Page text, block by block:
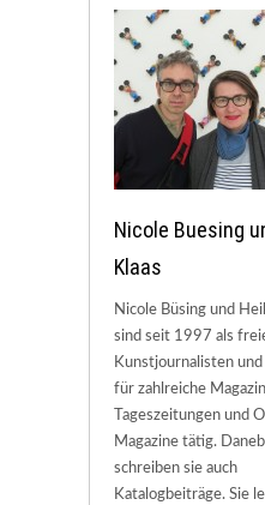
Nicole Buesing
Klaas
Nicole Büsing und
sind seit 1997 als
Kunstjournalisten
für zahlreiche
Tageszeitungen und
Magazine tätig.
schreiben sie auch
Katalogbeiträge. Sie